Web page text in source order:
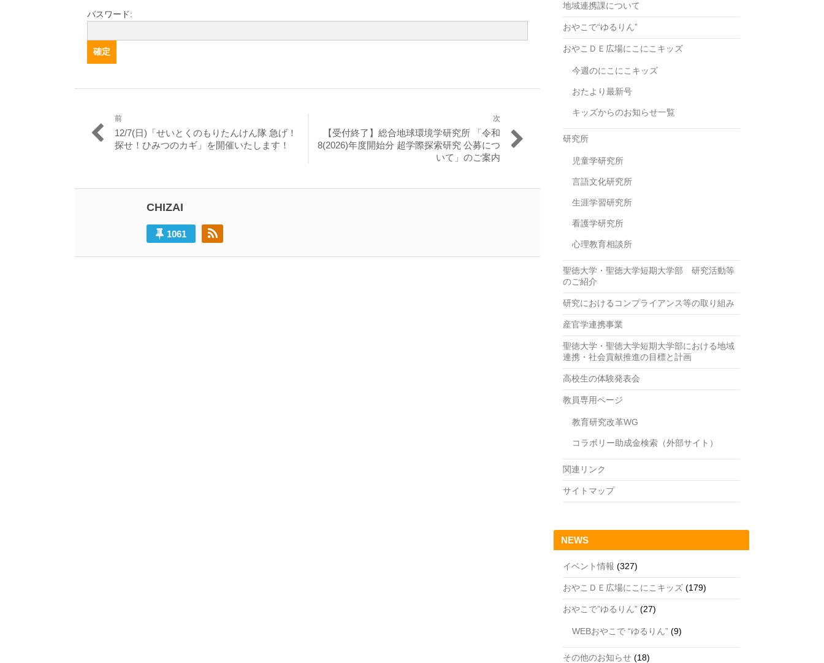
パスワード:
投
稿
ョ
前
過
去
12/7(日)「せいとくのもりたんけん隊 急げ！
探せ！ひみつのカギ」を開催いたします！
次
の
【受付終了】総合地球環境学研究所 「令和
8(2026)年度開始分 超学際探索研究 公募につ
いて」のご案内
CHIZAI
1061
地域連携課について
おやこで“ゆるりん”
おやこＤＥ広場にこにこキッズ
今週のにこにこキッズ
おたより最新号
キッズからのお知らせ一覧
研究所
児童学研究所
言語文化研究所
生涯学習研究所
看護学研究所
心理教育相談所
聖徳大学・聖徳大学短期大学部 研究活動等
のご紹介
研究におけるコンプライアンス等の取り組み
産官学連携事業
聖徳大学・聖徳大学短期大学部における地域
連携・社会貢献推進の目標と計画
高校生の体験発表会
教員専用ページ
教育研究改革WG
コラボリー助成金検索（外部サイト）
関連リンク
サイトマップ
NEWS
イベント情報 (327)
おやこＤＥ広場にこにこキッズ (179)
おやこで”ゆるりん” (27)
WEBおやこで “ゆるりん” (9)
その他のお知らせ (18)